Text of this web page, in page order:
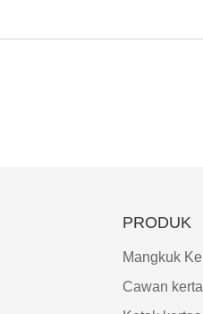
PRODUK
Mangkuk
Cawan